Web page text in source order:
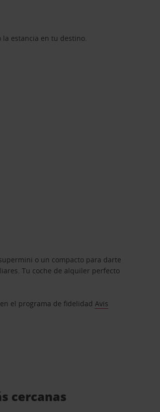
estancia en tu destino.
o un compacto para darte
Tu coche de alquiler perfecto
el programa de fidelidadAvis
cercanas